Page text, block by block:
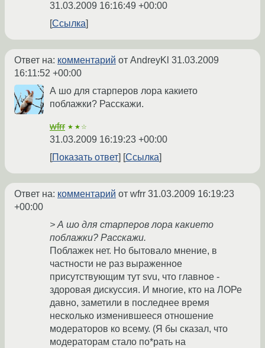
31.03.2009 16:16:49 +00:00
Ссылка
Ответ на: комментарий от AndreyKl 31.03.2009
16:11:52 +00:00
А шо для старперов лора какието
поблажки? Расскажи.
wfrr ★★☆
31.03.2009 16:19:23 +00:00
Показать ответ
Ссылка
Ответ на: комментарий от wfrr 31.03.2009 16:19:23
+00:00
> А шо для старперов лора какието
поблажки? Расскажи.
Поблажек нет. Но бытовало мнение, в
частности не раз выраженное
присутствующим тут svu, что главное -
здоровая дискуссия. И многие, кто на ЛОРе
давно, заметили в последнее время
несколько изменившееся отношение
модераторов ко всему. (Я бы сказал, что
модераторам стало по*рать на